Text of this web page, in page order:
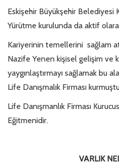
Eskişehir Büyükşehir Belediyesi
Yürütme kurulunda da aktif
Kariyerinin temellerini sağlam
Nazife Yenen kişisel gelişim ve
yaygınlaştırmayı sağlamak bu
Life Danışmalık Firması
Life Danışmanlık Firması
Eğitmenidir.
VARLIK